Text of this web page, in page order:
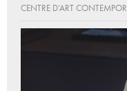
CENTRE D’ART